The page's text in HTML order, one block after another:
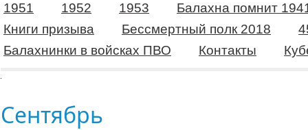
1951
1952 1953
Балахна помнит
Книги призыва
Бессмертный полк 2018
Балахнинки в войсках ПВО
Контакты
Сентябрь